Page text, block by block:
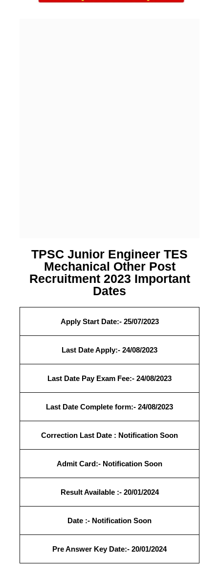
TPSC Junior Engineer TES
Mechanical Other Post
Recruitment 2023 Important
Dates
Apply Start Date:- 25/07/2023
Last Date Apply:- 24/08/2023
Last Date Pay Exam Fee:- 24/08/2023
Last Date Complete form:- 24/08/2023
Correction Last Date : Notification Soon
Admit Card:- Notification Soon
ResultAvailable:- 20/01/2024
Date :- Notification Soon
Pre Answer Key Date:- 20/01/2024